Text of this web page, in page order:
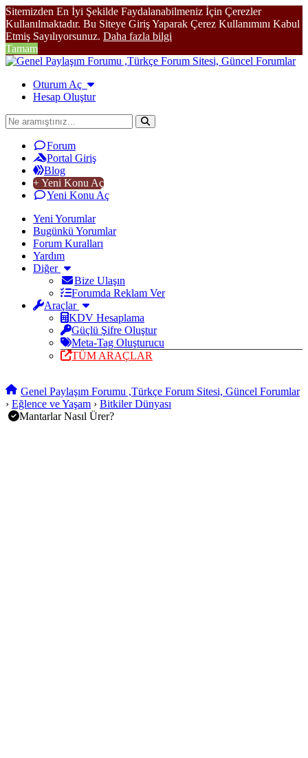
Sitemizden En İyi Şekilde Faydalanabilmeniz İçin Çerezler
Kullanılmaktadır. Bu Siteye Giriş Yaparak Çerez Kullanımını Kabul
Etmiş Sayılıyorsunuz. Daha fazla bilgi
Tamam
Oturum Aç
Hesap Oluştur
Forum
Portal Giriş
Blog
+ Yeni Konu Aç
Yeni Konu Aç
Yeni Yorumlar
Bugünkü Yorumlar
Forum Kuralları
Yardım
Diğer
Bize Ulaşın
Forumda Reklam Ver
Araçlar
KDV Hesaplama
Güçlü Şifre Oluştur
Meta-Tag Oluşturucu
TÜM ARAÇLAR
Genel Paylaşım Forumu ,Türkçe Forum Sitesi, Güncel Forumlar
› Eğlence ve Yaşam › Bitkiler Dünyası
Mantarlar Nasıl Ürer?